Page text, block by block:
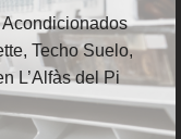
Techo Suelo,
L’Alfàs del Pi